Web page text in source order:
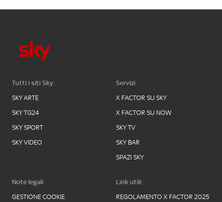
Tutti i siti Sky:
SKY ARTE
SKY TG24
SKY SPORT
SKY VIDEO
Servizi:
X FACTOR SU SKY
X FACTOR SU NOW
SKY TV
SKY BAR
SPAZI SKY
Note legali:
GESTIONE COOKIE
Link utili:
REGOLAMENTO X FACTOR 2025